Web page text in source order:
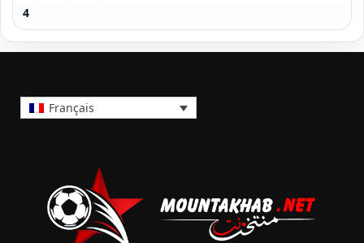
4
Français